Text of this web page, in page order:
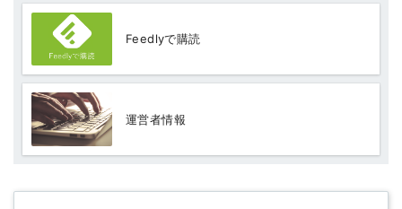
Feedlyで購読
運営者情報